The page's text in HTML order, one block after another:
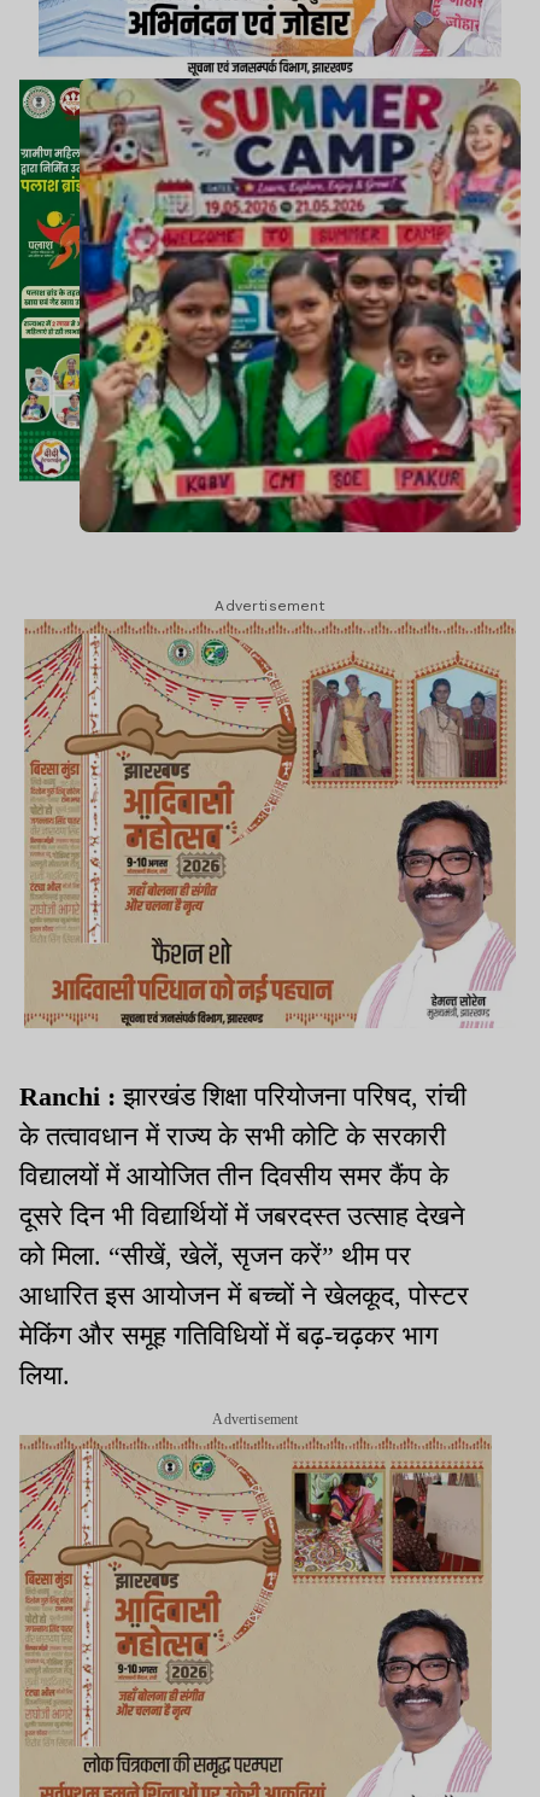
Advertisement
Ranchi :झारखंड शिक्षा परियोजना परिषद, रांची
के तत्वावधान में राज्य के सभी कोटि के सरकारी
विद्यालयों में आयोजित तीन दिवसीय समर कैंप के
दूसरे दिन भी विद्यार्थियों में जबरदस्त उत्साह देखने
को मिला. “सीखें, खेलें, सृजन करें” थीम पर
आधारित इस आयोजन में बच्चों ने खेलकूद, पोस्टर
मेकिंग और समूह गतिविधियों में बढ़-चढ़कर भाग
लिया.
Advertisement